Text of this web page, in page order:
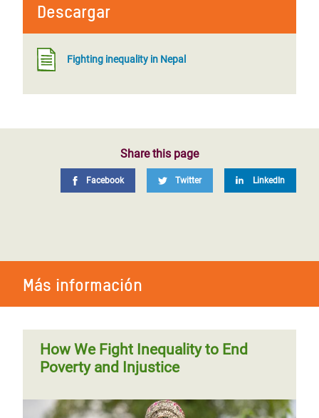
Descargar
Fighting inequality in Nepal
Share this page
Facebook Twitter LinkedIn
Más información
How We Fight Inequality to End
Poverty and Injustice